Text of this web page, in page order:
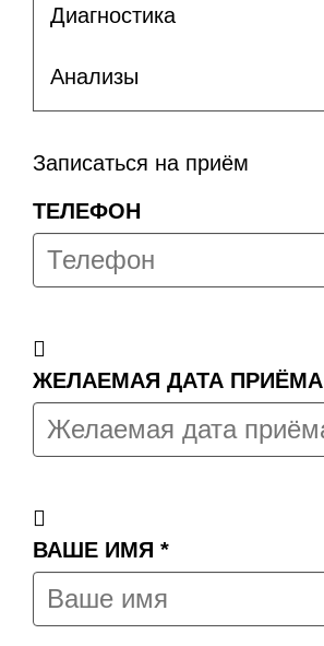
Диагностика
Анализы
Записаться на приём
ТЕЛЕФОН
ЖЕЛАЕМАЯ ДАТА ПРИЁМА
ВАШЕ ИМЯ *